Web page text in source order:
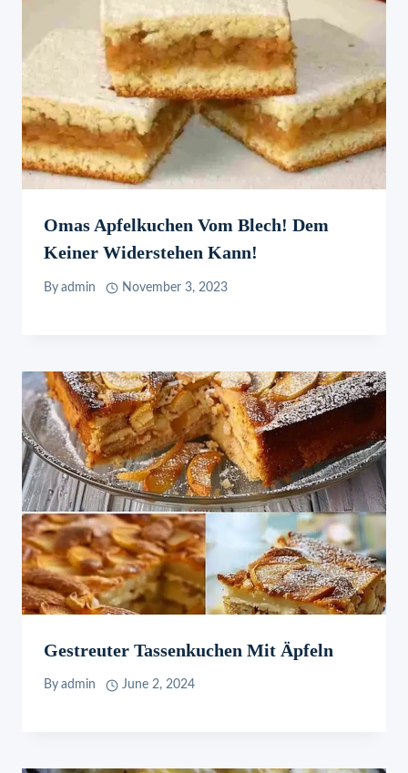
Omas Apfelkuchen Vom Blech! Dem
Keiner Widerstehen Kann!
By admin November 3, 2023
Gestreuter Tassenkuchen Mit Äpfeln
By admin June 2, 2024